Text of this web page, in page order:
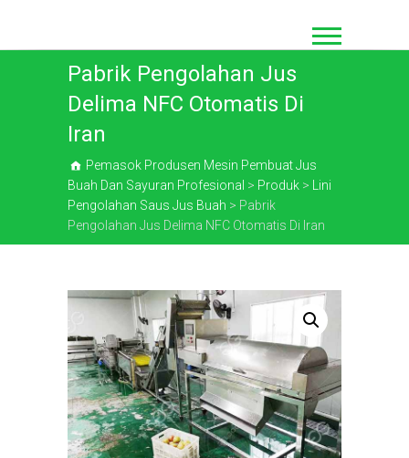
konten
Pabrik Pengolahan Jus
Delima NFC Otomatis Di
Iran
Pemasok Produsen Mesin Pembuat Jus
Buah Dan Sayuran Profesional > Produk >
Lini
Pengolahan Saus Jus Buah > Pabrik
Pengolahan Jus Delima NFC Otomatis Di Iran